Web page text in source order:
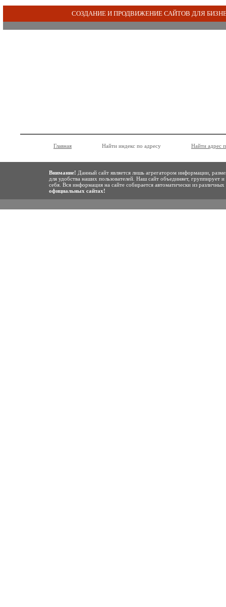
СОЗДАНИЕ И ПРОДВИЖЕНИЕ САЙТОВ ДЛЯ
Главная Найти индекс по адресу Найти адрес
Внимание! Данный сайт является лишь агрегатором информации,
для удобства наших пользователей. Наш сайт объединяет,
себя. Вся информация на сайте собирается автоматически из
официальных сайтах!